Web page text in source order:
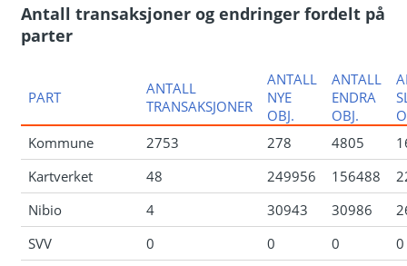
Antall transaksjoner og endringer fordelt på
parter
PART
ANTALL
TRANSAKSJONER
ANTALL
NYE
OBJ.
ANTALL
ENDRA
OBJ.
Kommune
2753 278 4805
Kartverket
48 249956 156488
Nibio
4 30943 30986
SVV
0 0 0
0